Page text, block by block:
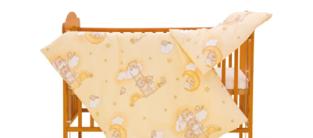
hvězdiček.